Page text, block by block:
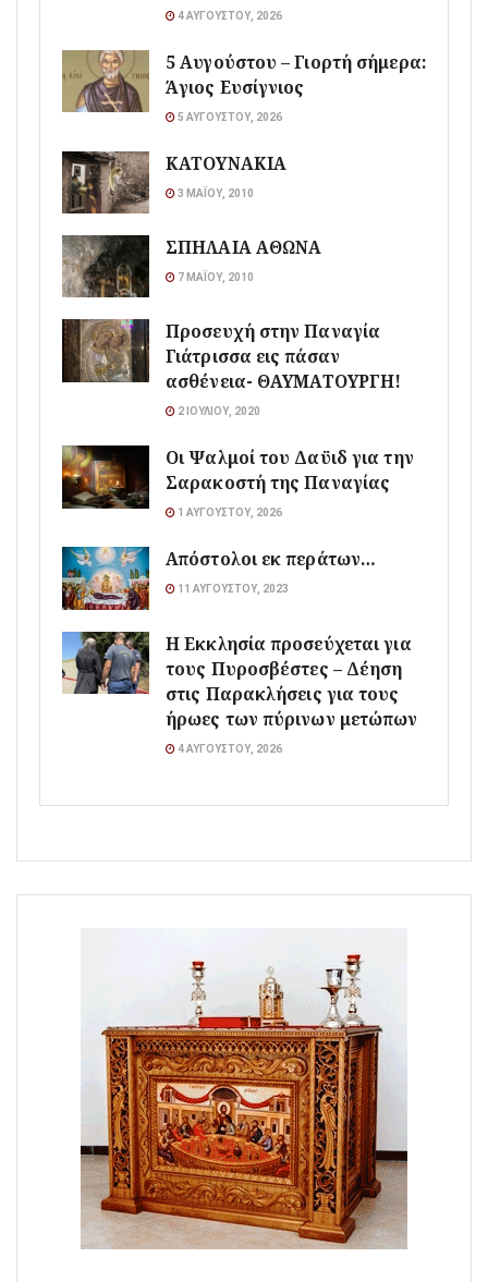
4 ΑΥΓΟΎΣΤΟΥ, 2026
5 Αυγούστου – Γιορτή σήμερα:
Άγιος Ευσίγνιος
5 ΑΥΓΟΎΣΤΟΥ, 2026
ΚΑΤΟΥΝΑΚΙΑ
3 ΜΑΪ́ΟΥ, 2010
ΣΠΗΛΑΙΑ ΑΘΩΝΑ
7 ΜΑΪ́ΟΥ, 2010
Προσευχή στην Παναγία
Γιάτρισσα εις πάσαν
ασθένεια- ΘΑΥΜΑΤΟΥΡΓΗ!
2 ΙΟΥΛΊΟΥ, 2020
Οι Ψαλμοί του Δαϋιδ για την
Σαρακοστή της Παναγίας
1 ΑΥΓΟΎΣΤΟΥ, 2026
Απόστολοι εκ περάτων…
11 ΑΥΓΟΎΣΤΟΥ, 2023
Η Εκκλησία προσεύχεται για
τους Πυροσβέστες – Δέηση
στις Παρακλήσεις για τους
ήρωες των πύρινων μετώπων
4 ΑΥΓΟΎΣΤΟΥ, 2026